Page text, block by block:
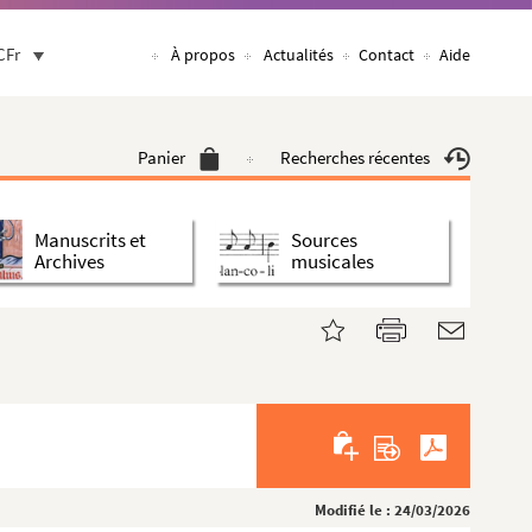
À propos Actualités Contact Aide
Panier Recherches récentes
Manuscrits et
Archives
Sources
musicales
Modifié le : 24/03/2026